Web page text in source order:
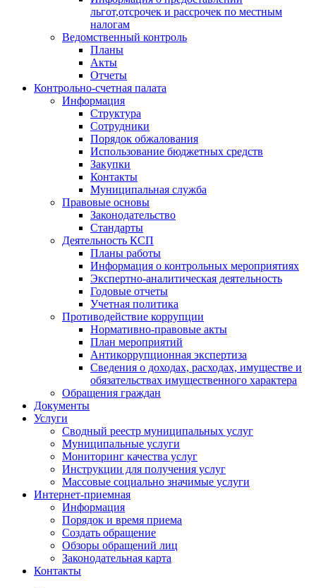
льгот,отсрочек и рассрочек по местным
налогам
Ведомственный контроль
Планы
Акты
Отчеты
Контрольно-счетная палата
Информация
Структура
Сотрудники
Порядок обжалования
Использование бюджетных средств
Закупки
Контакты
Муниципальная служба
Правовые основы
Законодательство
Стандарты
Деятельность КСП
Планы работы
Информация о контрольных мероприятиях
Экспертно-аналитическая деятельность
Годовые отчеты
Учетная политика
Противодействие коррупции
Нормативно-правовые акты
План мероприятий
Антикоррупционная экспертиза
Сведения о доходах, расходах, имуществе и
обязательствах имущественного характера
Обращения граждан
Документы
Услуги
Сводный реестр муниципальных услуг
Муниципальные услуги
Мониторинг качества услуг
Инструкции для получения услуг
Массовые социально значимые услуги
Интернет-приемная
Информация
Порядок и время приема
Создать обращение
Обзоры обращений лиц
Законодательная карта
Контакты